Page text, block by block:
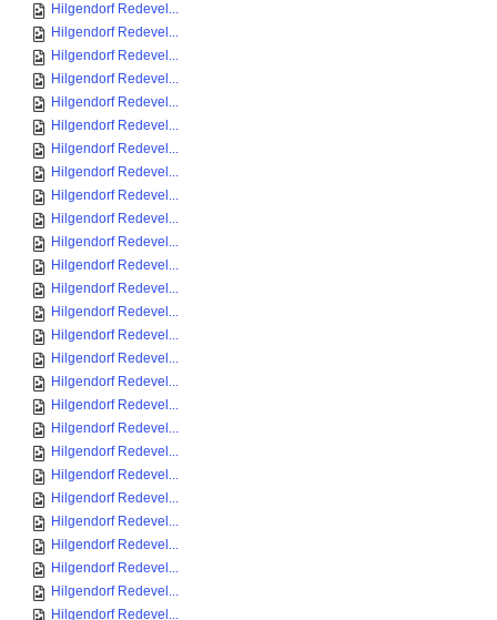
Hilgendorf Redevel...
Hilgendorf Redevel...
Hilgendorf Redevel...
Hilgendorf Redevel...
Hilgendorf Redevel...
Hilgendorf Redevel...
Hilgendorf Redevel...
Hilgendorf Redevel...
Hilgendorf Redevel...
Hilgendorf Redevel...
Hilgendorf Redevel...
Hilgendorf Redevel...
Hilgendorf Redevel...
Hilgendorf Redevel...
Hilgendorf Redevel...
Hilgendorf Redevel...
Hilgendorf Redevel...
Hilgendorf Redevel...
Hilgendorf Redevel...
Hilgendorf Redevel...
Hilgendorf Redevel...
Hilgendorf Redevel...
Hilgendorf Redevel...
Hilgendorf Redevel...
Hilgendorf Redevel...
Hilgendorf Redevel...
Hilgendorf Redevel...